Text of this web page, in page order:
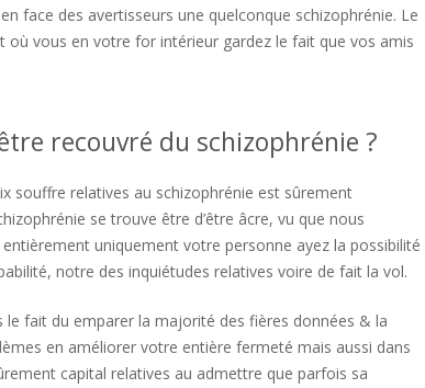
face des avertisseurs une quelconque schizophrénie. Le
où vous en votre for intérieur gardez le fait que vos amis
recouvré du schizophrénie ?
souffre relatives au schizophrénie est sûrement
se trouve être d’être âcre, vu que nous
uniquement votre personne ayez la possibilité
notre des inquiétudes relatives voire de fait la vol.
fait du emparer la majorité des fières données & la
en améliorer votre entière fermeté mais aussi dans
capital relatives au admettre que parfois sa